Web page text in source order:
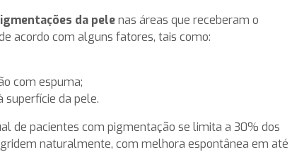
da pelenas áreas que receberam o
acordo com alguns fatores, tais como:
com espuma;
superfície da pele.
de pacientes com pigmentação se limita a 30% dos
naturalmente, com melhora espontânea em até